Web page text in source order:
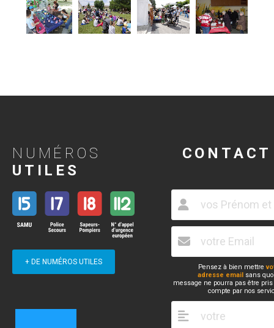
NUMÉROS
UTILES
+ DE NUMÉROS UTILES
CONTACT
Pensez à bien mettre
adresse email sans
message ne pourra pas être
compte par nos